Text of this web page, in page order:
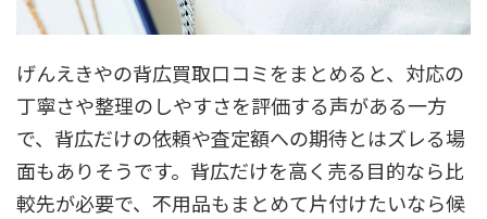
げんえきやの背広買取口コミをまとめると、対応の
丁寧さや整理のしやすさを評価する声がある一方
で、背広だけの依頼や査定額への期待とはズレる場
面もありそうです。背広だけを高く売る目的なら比
較先が必要で、不用品もまとめて片付けたいなら候